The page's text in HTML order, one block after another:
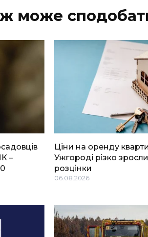
може
–
Ціни на оренду
Ужгороді різко
розцінки
06.08.2026